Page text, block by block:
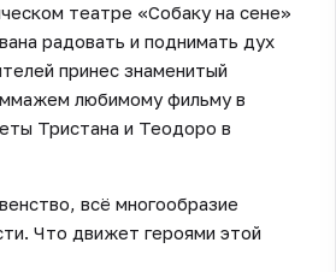
театре «Собаку на сене»
радовать и поднимать дух
принес знаменитый
любимому фильму в
Тристана и Теодоро в
всё многообразие
Что движет героями этой